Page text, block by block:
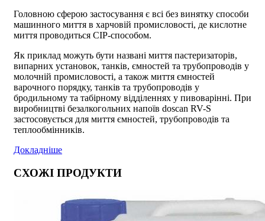
Головною сферою застосування є всі без винятку способи
машинного миття в харчовій промисловості, де кислотне
миття проводиться CIP-способом.
Як приклад можуть бути названі миття пастеризаторів,
випарних установок, танків, ємностей та трубопроводів у
молочній промисловості, а також миття ємностей
варочного порядку, танків та трубопроводів у
бродильному та табірному відділеннях у пивоварінні. При
виробництві безалкогольних напоїв doscan RV-S
застосовується для миття ємностей, трубопроводів та
теплообмінників.
Докладніше
СХОЖІ ПРОДУКТИ